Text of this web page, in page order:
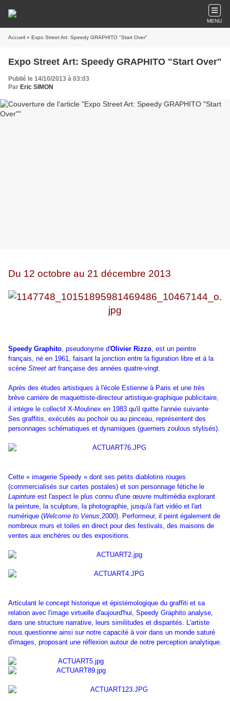
MENU
Accueil » Expo Street Art: Speedy GRAPHITO "Start Over"
Expo Street Art: Speedy GRAPHITO "Start Over"
Publié le 14/10/2013 à 03:03
Par Eric SIMON
Du 12 octobre au 21 décembre 2013
Speedy Graphito, pseudonyme d'Olivier Rizzo, est un peintre
français, né en 1961, faisant la jonction entre la figuration libre et à la
scène Street art française des années quatre-vingt.
Après des études artistiques à l'école Estienne à Paris et une très
brève carrière de maquettiste-directeur artistique-graphique publicitaire,
il intègre le collectif X-Moulinex en 1983 qu'il quitte l'année suivante
Ses graffitis, exécutés au pochoir ou au pinceau, représentent des
personnages schématiques et dynamiques (guerriers zoulous stylisés).
Cette « imagerie Speedy » dont ses petits diablotins rouges
(commercialisés sur cartes postales) et son personnage fétiche le
Lapinture est l'aspect le plus connu d'une œuvre multimédia explorant
la peinture, la sculpture, la photographie, jusqu'à l'art vidéo et l'art
numérique (Welcome to Venus ,2000). Performeur, il peint également de
nombreux murs et toiles en direct pour des festivals, des maisons de
ventes aux enchères ou des expositions.
Articulant le concept historique et épistémologique du graffiti et sa
relation avec l'image virtuelle d'aujourd'hui, Speedy Graphito analyse,
dans une structure narrative, leurs similitudes et disparités. L'artiste
nous questionne ainsi sur notre capacité à voir dans un monde saturé
d'images, proposant une réflexion autour de notre perception analytique.